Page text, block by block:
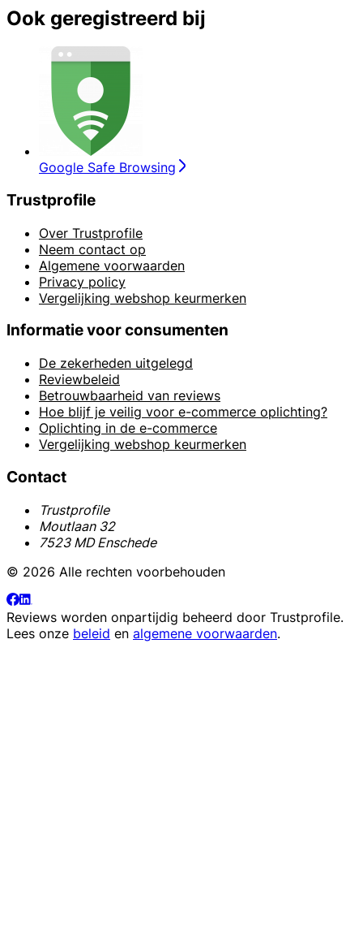
Ook geregistreerd bij
Google Safe Browsing
Trustprofile
Over Trustprofile
Neem contact op
Algemene voorwaarden
Privacy policy
Vergelijking webshop keurmerken
Informatie voor consumenten
De zekerheden uitgelegd
Reviewbeleid
Betrouwbaarheid van reviews
Hoe blijf je veilig voor e-commerce oplichting?
Oplichting in de e-commerce
Vergelijking webshop keurmerken
Contact
Trustprofile
Moutlaan 32
7523 MD Enschede
© 2026 Alle rechten voorbehouden
Reviews worden onpartijdig beheerd door Trustprofile.
Lees onze beleid en algemene voorwaarden.